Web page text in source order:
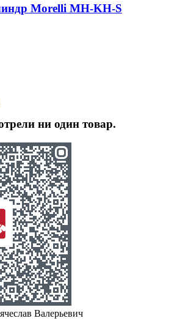
Morelli MH-KH-S
ни один товар.
Валерьевич